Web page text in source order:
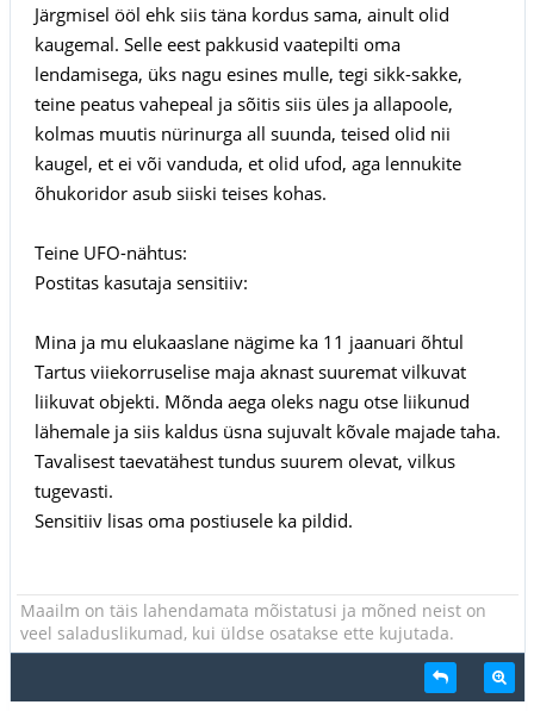
Järgmisel ööl ehk siis täna kordus sama, ainult olid
kaugemal. Selle eest pakkusid vaatepilti oma
lendamisega, üks nagu esines mulle, tegi sikk-sakke,
teine peatus vahepeal ja sõitis siis üles ja allapoole,
kolmas muutis nürinurga all suunda, teised olid nii
kaugel, et ei või vanduda, et olid ufod, aga lennukite
õhukoridor asub siiski teises kohas.
Teine UFO-nähtus:
Postitas kasutaja sensitiiv:
Mina ja mu elukaaslane nägime ka 11 jaanuari õhtul
Tartus viiekorruselise maja aknast suuremat vilkuvat
liikuvat objekti. Mõnda aega oleks nagu otse liikunud
lähemale ja siis kaldus üsna sujuvalt kõvale majade taha.
Tavalisest taevatähest tundus suurem olevat, vilkus
tugevasti.
Sensitiiv lisas oma postiusele ka pildid.
Maailm on täis lahendamata mõistatusi ja mõned neist on
veel saladuslikumad, kui üldse osatakse ette kujutada.